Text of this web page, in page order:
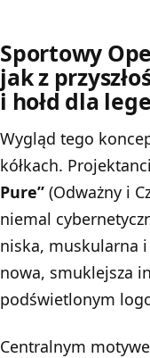
Sportowy
jak z
i hołd dla
Wygląd tego
kółkach.
Pure” (Odważny i
niemal
niska, muskularna
nowa, smuklejsza
podświetlonym
Centralnym